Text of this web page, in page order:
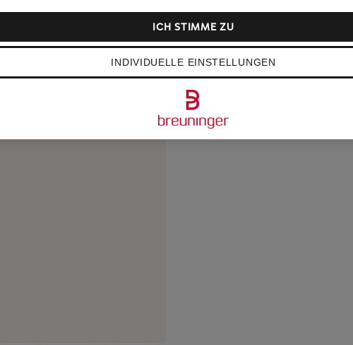
INDIVIDUELLE EINSTELLUNGEN
ICH STIMME ZU